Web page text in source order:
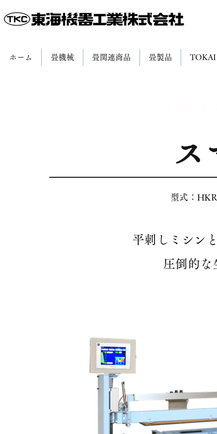
ホーム 畳機械 畳関連商品 畳製品 TOKAI
ス
型式：
平刺しミシン
圧倒的な